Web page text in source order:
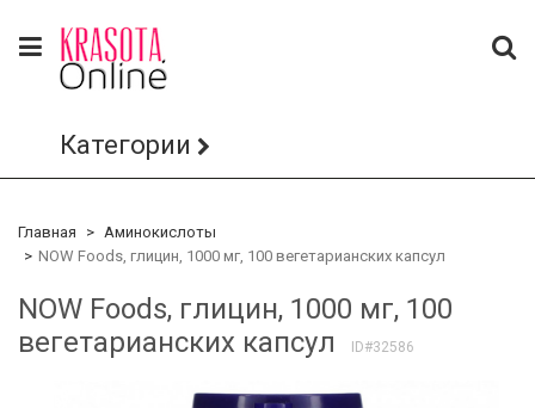
Категории
Главная
Аминокислоты
NOW Foods, глицин, 1000 мг, 100 вегетарианских капсул
NOW Foods, глицин, 1000 мг, 100
вегетарианских капсул
ID#32586